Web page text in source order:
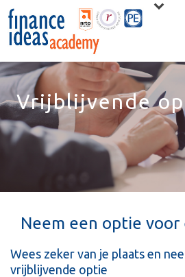
Vrijblijvende
Neem een optie
Wees zeker van je plaats en
vrijblijvende optie